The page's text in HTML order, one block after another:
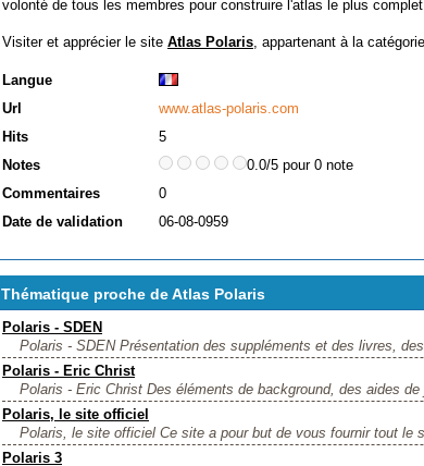
volonté de tous les membres pour construire l'atlas le plus
Visiter et apprécier le site Atlas Polaris, appartenant à la catégorie
Langue
Url
www.atlas-polaris.com
Hits
5
Notes
0.0/5 pour 0 note
Commentaires
0
Date de validation
06-08-0959
Thématique proche de Atlas Polaris
Polaris - SDEN
Polaris - SDEN Présentation des suppléments et des livres,
Polaris - Eric Christ
Polaris - Eric Christ Des éléments de background, des aides
Polaris, le site officiel
Polaris, le site officiel Ce site a pour but de vous fournir tout le
Polaris 3